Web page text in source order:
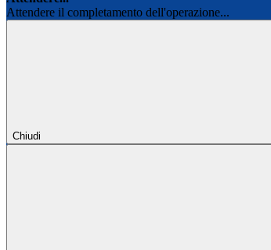
Attendere il completamento dell'operazione...
Chiudi